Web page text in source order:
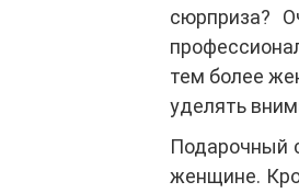
сюрприза?
тем более
уделять
Подарочный
женщине.